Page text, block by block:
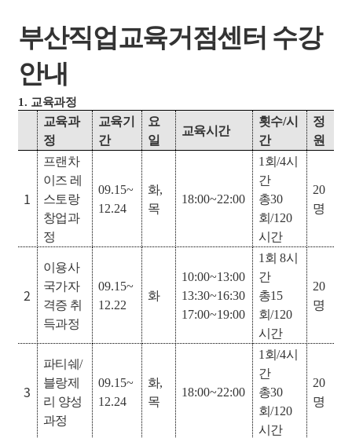
부산직업교육거점센터 수강
안내
1. 교육과정
교육과
정
교육기
간
요
일
교육시간
횟수/시
간
정
원
1
프랜차
이즈 레
스토랑
창업과
정
09.15~
12.24
화,
목
18:00~22:00
1 회/4시
간
총30
회/120
시간
20
명
2
이용사
국가자
격증 취
득과정
09.15~
12.22
화
10:00~13:00
13:30~16:30
17:00~19:00
1 회 8시
간
총15
회/120
시간
20
명
3
파티쉐/
블랑제
리 양성
과정
09.15~
12.24
화,
목
18:00~22:00
1 회/4시
간
총30
회/120
시간
20
명